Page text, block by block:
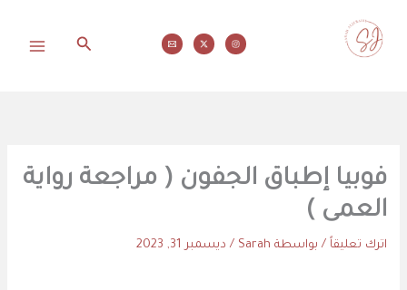
المحتوى
البحث
فوبيا إطباق الجفون ( مراجعة رواية
العمى )
اترك تعليقاً / بواسطة Sarah
/ ديسمبر 31, 2023